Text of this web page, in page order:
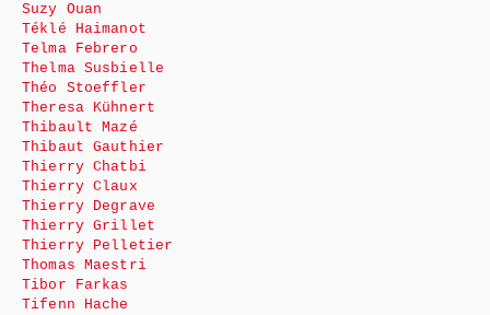
Suzy Ouan
Téklé Haimanot
Telma Febrero
Thelma Susbielle
Théo Stoeffler
Theresa Kühnert
Thibault Mazé
Thibaut Gauthier
Thierry Chatbi
Thierry Claux
Thierry Degrave
Thierry Grillet
Thierry Pelletier
Thomas Maestri
Tibor Farkas
Tifenn Hache